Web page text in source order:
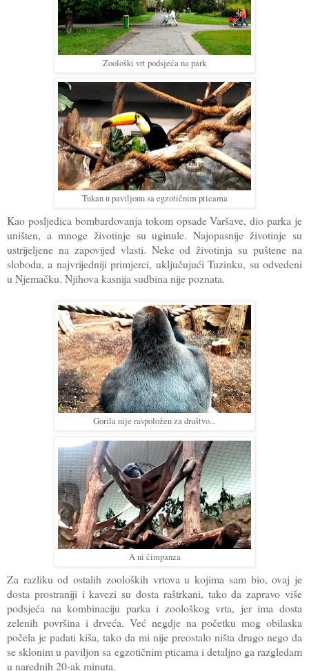
Zoološki vrt podsjeća na park
Tukan u paviljonu sa egzotičnim pticama
Kao posljedica bombardovanja tokom opsade Varšave, dio parka je
uništen, a mnoge životinje su uginule. Najopasnije životinje su
ustrijeljene na zapovijed vlasti. Neke od životinja su puštene na
slobodu, a najvrijedniji primjerci, uključujući Tuzinku, su odvedeni
u Njemačku. Njihova kasnija sudbina nije poznata.
Gorila nije raspoložen za društvo...
A ni čimpanza
Za razliku od ostalih zooloških vrtova u kojima sam bio, ovaj je
dosta prostraniji i kavezi su dosta raštrkani, tako da zapravo više
podsjeća na kombinaciju parka i zoološkog vrta, jer ima dosta
zelenih površina i drveća. Već negdje na početku mog obilaska
počela je padati kiša, tako da mi nije preostalo ništa drugo nego da
se sklonim u paviljon sa egzotičnim pticama i detaljno ga razgledam
u narednih 20-ak minuta.